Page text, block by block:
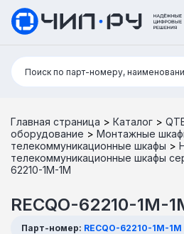
Поиск:
Поиск по парт-номеру,
Главная страница > Каталог >
оборудование > Монтажные
телекоммуникационные шкафы >
телекоммуникационные шкафы
62210-1M-1M
RECQO-62210-1M-
Парт-номер: RECQO-62210-1M-1M